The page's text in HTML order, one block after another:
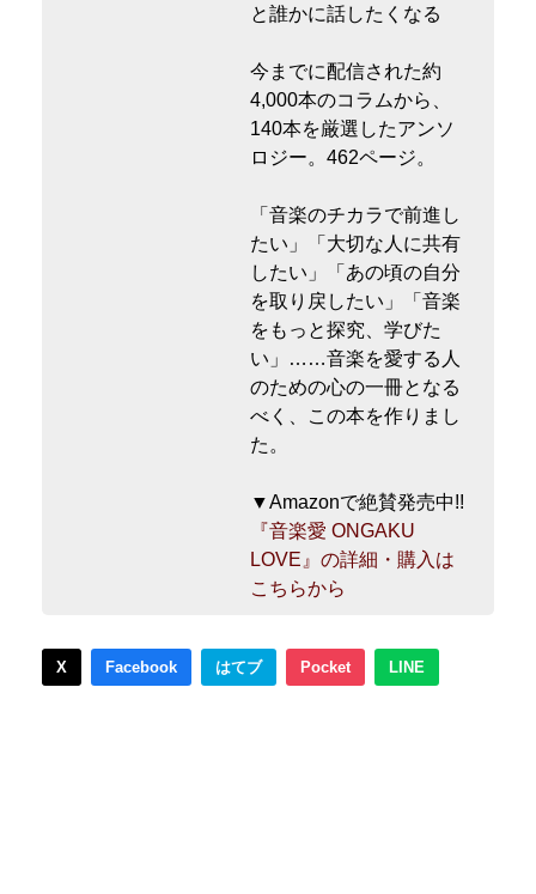
と誰かに話したくなる
今までに配信された約
4,000本のコラムから、
140本を厳選したアンソ
ロジー。462ページ。
「音楽のチカラで前進し
たい」「大切な人に共有
したい」「あの頃の自分
を取り戻したい」「音楽
をもっと探究、学びた
い」……音楽を愛する人
のための心の一冊となる
べく、この本を作りまし
た。
▼Amazonで絶賛発売中!!
『音楽愛 ONGAKU
LOVE』の詳細・購入は
こちらから
X Facebook はてブ Pocket LINE